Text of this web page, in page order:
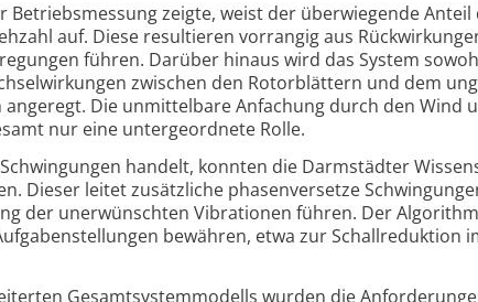
Betriebsmessung zeigte, weist der überwiegende Anteil
auf. Diese resultieren vorrangig aus
führen. Darüber hinaus wird das System
zwischen den Rotor­blättern und dem
Die unmittelbare Anfachung durch den Wind
nur eine untergeordnete Rolle.
handelt, konnten die Darmstädter
Dieser leitet zusätzliche phasenversetze
der unerwünschten Vibrationen führen. Der
bewähren, etwa zur Schall­reduktion
Gesamtsystemmodells wurden die